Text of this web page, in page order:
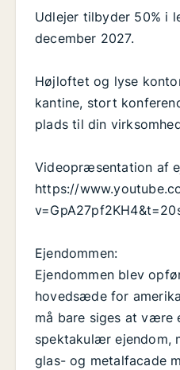
Udlejer tilbyder 50% i
december 2027.
Højloftet og lyse
kantine, stort
plads til din
Videopræsentation af
https://
Ejendommen:
Ejendommen blev
hovedsæde for
må bare siges at være
spektakulær ejendom,
glas- og metalfacade